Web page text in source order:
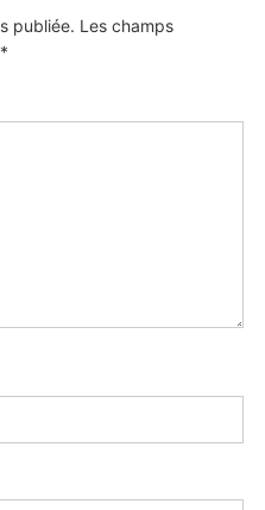
publiée. Les champs
*